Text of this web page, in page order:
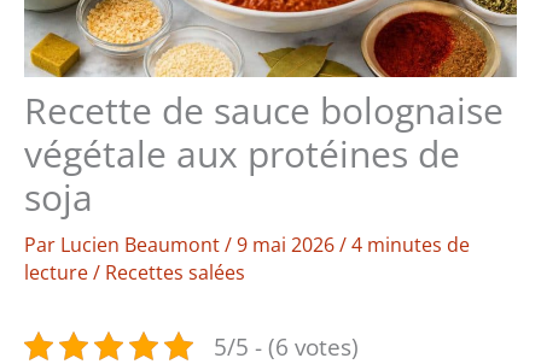
Recette de sauce bolognaise
végétale aux protéines de
soja
Par Lucien Beaumont/9 mai 2026/4 minutes de
lecture/ Recettes salées
5/5 - (6 votes)